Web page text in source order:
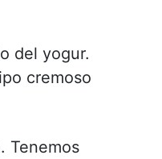
del yogur.
cremoso
Tenemos